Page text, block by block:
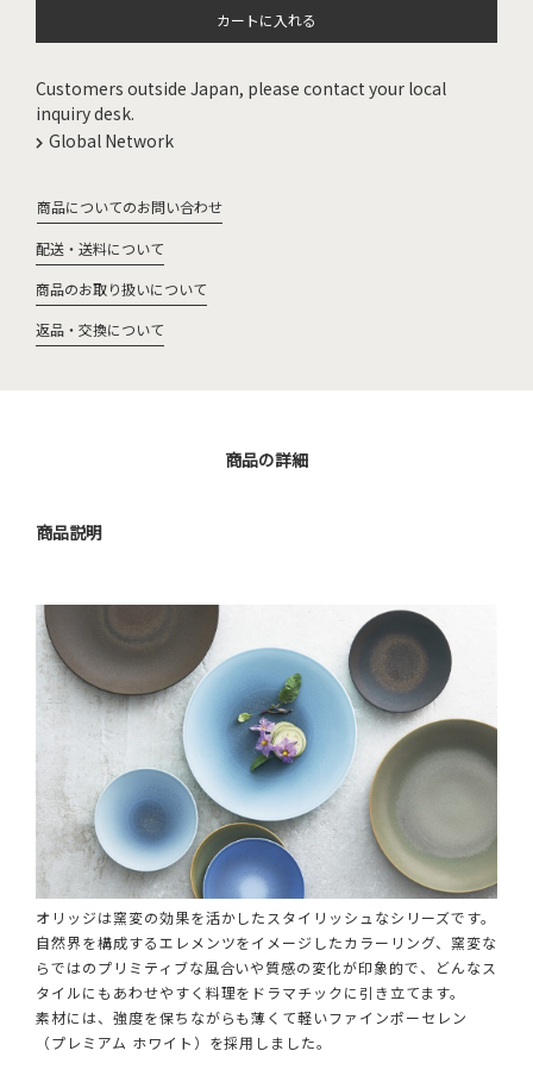
カートに入れる
Customers outside Japan, please contact your local
inquiry desk.
Global Network
商品についてのお問い合わせ
配送・送料について
商品のお取り扱いについて
返品・交換について
商品の詳細
商品説明
オリッジは窯変の効果を活かしたスタイリッシュなシリーズです。
自然界を構成するエレメンツをイメージしたカラーリング、窯変な
らではのプリミティブな風合いや質感の変化が印象的で、どんなス
タイルにもあわせやすく料理をドラマチックに引き立てます。
素材には、強度を保ちながらも薄くて軽いファインポーセレン
（プレミアム ホワイト）を採用しました。